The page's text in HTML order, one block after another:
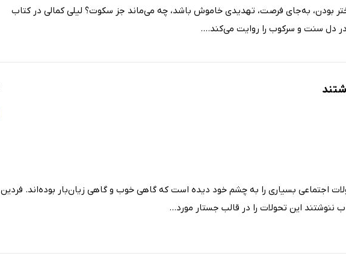
دختر بودن، به‌جای فرصت، تهدیدی خاموش باشد، چه می‌ماند جز سکوت؟ لیلی کمالی در کتاب
دل سنت و سرکوب را روایت می‌کند....
اجتماعی بسیاری را به چشم خود دیده است که گاهی خوب و گاهی زیان‌بار بوده‌اند. فردین
ننوشتند این تحولات را در قالب جستار مورد...